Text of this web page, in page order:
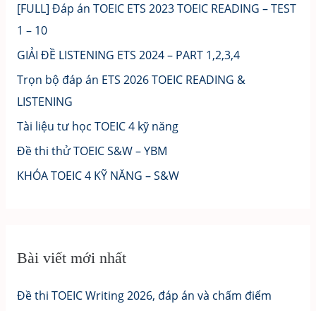
[FULL] Đáp án TOEIC ETS 2023 TOEIC READING – TEST
1 – 10
GIẢI ĐỀ LISTENING ETS 2024 – PART 1,2,3,4
Trọn bộ đáp án ETS 2026 TOEIC READING &
LISTENING
Tài liệu tư học TOEIC 4 kỹ năng
Đề thi thử TOEIC S&W – YBM
KHÓA TOEIC 4 KỸ NĂNG – S&W
Bài viết mới nhất
Đề thi TOEIC Writing 2026, đáp án và chấm điểm